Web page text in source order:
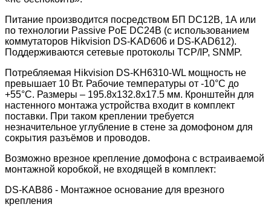
Питание производится посредством БП DC12В, 1А или
по технологии Passive PoE DC24В (с использованием
коммутаторов Hikvision DS-KAD606 и DS-KAD612).
Поддерживаются сетевые протоколы TCP/IP, SNMP.
Потребляемая Hikvision DS-KH6310-WL мощность не
превышает 10 Вт. Рабочие температуры от -10°C до
+55°C. Размеры – 195.8х132.8х17.5 мм. Кронштейн для
настенного монтажа устройства входит в комплект
поставки. При таком креплении требуется
незначительное углубление в стене за домофоном для
сокрытия разъёмов и проводов.
Возможно врезное крепление домофона с встраиваемой
монтажной коробкой, не входящей в комплект:
DS-KAB86 - Монтажное основание для врезного
крепления